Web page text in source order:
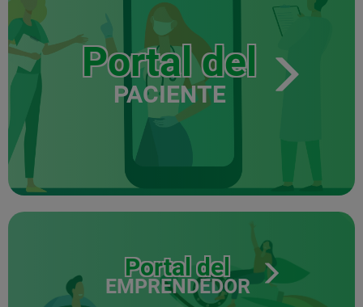
Portal del
PACIENTE
Portal del
EMPRENDEDOR